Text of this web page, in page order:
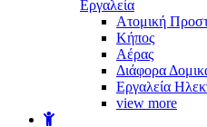
Εργαλεία
Aτομική
Kήπος
Αέρας
Διάφορα
Εργαλεία
view more